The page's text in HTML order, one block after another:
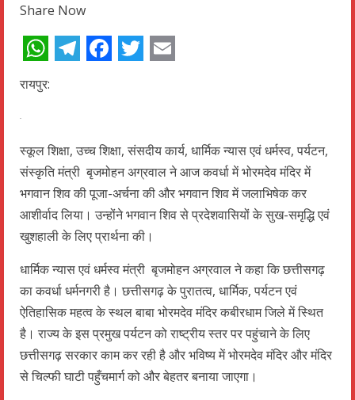
Share Now
WhatsApp
रायपुर:
स्कूल शिक्षा, उच्च शिक्षा, संसदीय कार्य, धार्मिक न्यास एवं धर्मस्व, पर्यटन,
संस्कृति मंत्री बृजमोहन अग्रवाल ने आज कवर्धा में भोरमदेव मंदिर में
भगवान शिव की पूजा-अर्चना की और भगवान शिव में जलाभिषेक कर
आशीर्वाद लिया। उन्होंने भगवान शिव से प्रदेशवासियों के सुख-समृद्धि एवं
खुशहाली के लिए प्रार्थना की।
धार्मिक न्यास एवं धर्मस्व मंत्री बृजमोहन अग्रवाल ने कहा कि छत्तीसगढ़
का कवर्धा धर्मनगरी है। छत्तीसगढ़ के पुरातत्व, धार्मिक, पर्यटन एवं
ऐतिहासिक महत्व के स्थल बाबा भोरमदेव मंदिर कबीरधाम जिले में स्थित
है। राज्य के इस प्रमुख पर्यटन को राष्ट्रीय स्तर पर पहुंचाने के लिए
छत्तीसगढ़ सरकार काम कर रही है और भविष्य में भोरमदेव मंदिर और मंदिर
से चिल्फी घाटी पहुँचमार्ग को और बेहतर बनाया जाएगा।